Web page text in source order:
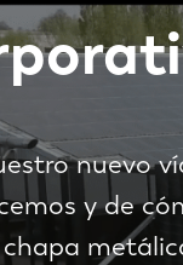
nuevo
y de